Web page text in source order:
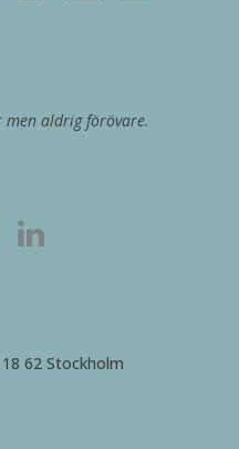
aldrig förövare.
62 Stockholm